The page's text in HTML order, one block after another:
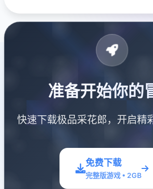
准备开始你的
快速下载极品采花郎，开启精
免费下载
完整版游戏 • 2GB